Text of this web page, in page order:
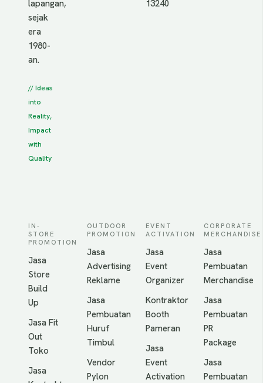
lapangan,
sejak
era
1980-
an.
// Ideas
into
Reality,
Impact
with
Quality
13240
IN-
STORE
PROMOTION
Jasa
Store
Build
Up
Jasa Fit
Out
Toko
Jasa
OUTDOOR
PROMOTION
Jasa
Advertising
Reklame
Jasa
Pembuatan
Huruf
Timbul
Vendor
Pylon
EVENT
ACTIVATION
Jasa
Event
Organizer
Kontraktor
Booth
Pameran
Jasa
Event
Activation
CORPORATE
MERCHANDISE
Jasa
Pembuatan
Merchandise
Jasa
Pembuatan
PR
Package
Jasa
Pembuatan